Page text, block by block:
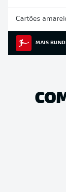
Cartões
MAIS